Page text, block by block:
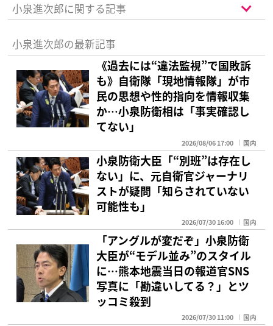
小泉進次郎に関する記事
小泉進次郎の最新記事
《過去には“違法監視”で国敗訴
も》自衛隊「現地情報隊」が市
民の思想や性的指向を情報収集
か…小泉防衛相は「事実確認し
てない」
2026/08/06 17:00 国内
小泉防衛大臣「“別班”は存在し
ない」に、元自衛官ジャーナリ
ストが疑問「知らされていない
可能性も」
2026/07/30 16:00 国内
「アングルが変だぞ」小泉防衛
大臣が“モデル並み”のスタイル
に…熊本地震当日の報道官SNS
写真に「勘違いしてる？」とツ
ッコミ殺到
2026/07/30 11:00 国内